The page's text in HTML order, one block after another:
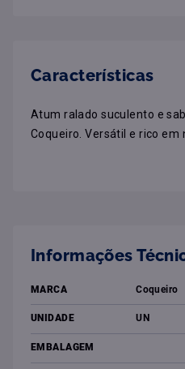
Características
Atum ralado suculento e
Coqueiro. Versátil e rico em
Informações
MARCA Coqueiro
UNIDADE UN
EMBALAGEM